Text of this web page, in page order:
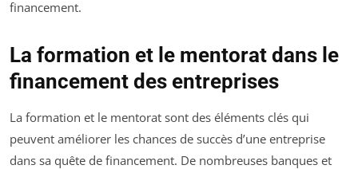
financement.
La formation et le mentorat dans le
financement des entreprises
La formation et le mentorat sont des éléments clés qui
peuvent améliorer les chances de succès d’une entreprise
dans sa quête de financement. De nombreuses banques et